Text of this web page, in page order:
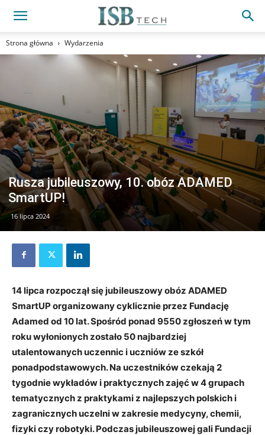
Strona główna Wydarzenia
Rusza jubileuszowy, 10. obóz ADAMED
SmartUP!
16 lipca 2024
14 lipca rozpoczął się jubileuszowy obóz ADAMED
SmartUP organizowany cyklicznie przez Fundację
Adamed od 10 lat. Spośród ponad 9550 zgłoszeń w tym
roku wyłonionych zostało 50 najbardziej
utalentowanych uczennic i uczniów ze szkół
ponadpodstawowych. Na uczestników czekają 2
tygodnie wykładów i praktycznych zajęć w 4 grupach
tematycznych z praktykami z najlepszych polskich i
zagranicznych uczelni w zakresie medycyny, chemii,
fizyki czy robotyki. Podczas jubileuszowej gali Fundacji